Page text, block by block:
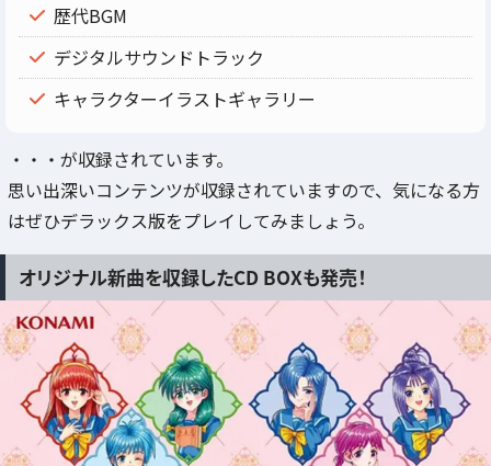
歴代BGM
デジタルサウンドトラック
キャラクターイラストギャラリー
・・・が収録されています。
思い出深いコンテンツが収録されていますので、気になる方
はぜひデラックス版をプレイしてみましょう。
オリジナル新曲を収録したCD BOXも発売！